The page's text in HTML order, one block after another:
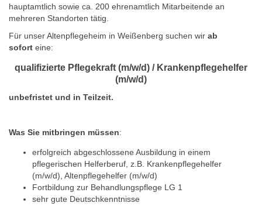
hauptamtlich sowie ca. 200 ehrenamtlich Mitarbeitende an
mehreren Standorten tätig.
Für unser Altenpflegeheim in Weißenberg suchen wir ab
sofort eine:
qualifizierte Pflegekraft (m/w/d) / Krankenpflegehelfer
(m/w/d)
unbefristet und in Teilzeit.
Was Sie mitbringen müssen:
erfolgreich abgeschlossene Ausbildung in einem
pflegerischen Helferberuf, z.B. Krankenpflegehelfer
(m/w/d), Altenpflegehelfer (m/w/d)
Fortbildung zur Behandlungspflege LG 1
sehr gute Deutschkenntnisse